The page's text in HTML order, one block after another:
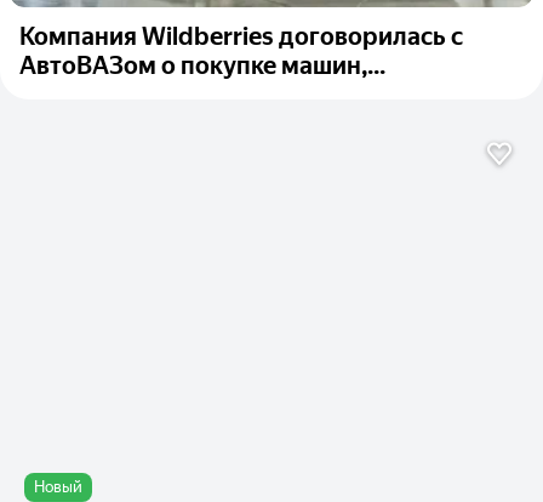
Компания Wildberries договорилась с
АвтоВАЗом о покупке машин,...
Новый